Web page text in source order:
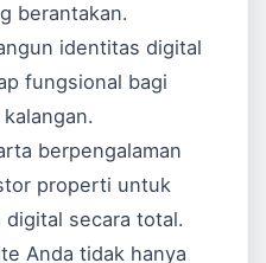
berantakan.
identitas digital
fungsional bagi
berpengalaman
properti untuk
secara total.
Anda tidak hanya